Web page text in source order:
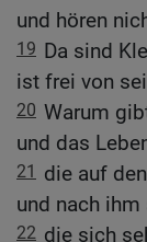
und hören
19 Da sind
ist frei von
20 Warum
und das
21
die auf
und nach ihm
22 die sich